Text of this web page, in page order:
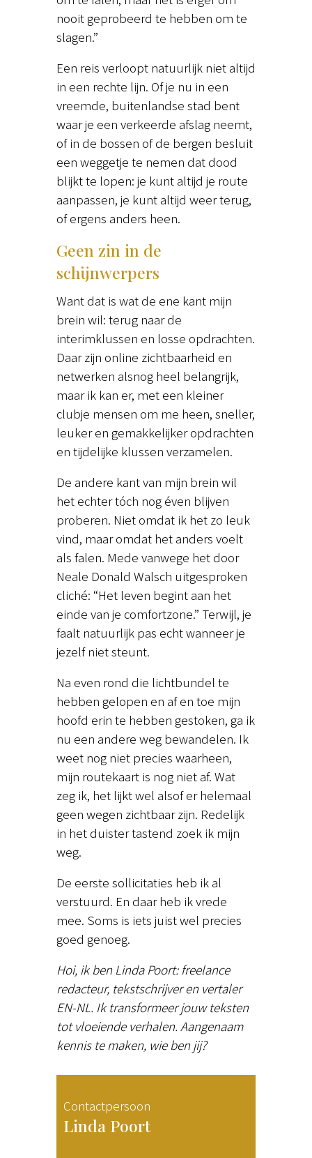
nooit geprobeerd te hebben om te
slagen.”
Een reis verloopt natuurlijk niet altijd
in een rechte lijn. Of je nu in een
vreemde, buitenlandse stad bent
waar je een verkeerde afslag neemt,
of in de bossen of de bergen besluit
een weggetje te nemen dat dood
blijkt te lopen: je kunt altijd je route
aanpassen, je kunt altijd weer terug,
of ergens anders heen.
Geen zin in de
schijnwerpers
Want dat is wat de ene kant mijn
brein wil: terug naar de
interimklussen en losse opdrachten.
Daar zijn online zichtbaarheid en
netwerken alsnog heel belangrijk,
maar ik kan er, met een kleiner
clubje mensen om me heen, sneller,
leuker en gemakkelijker opdrachten
en tijdelijke klussen verzamelen.
De andere kant van mijn brein wil
het echter tóch nog éven blijven
proberen. Niet omdat ik het zo leuk
vind, maar omdat het anders voelt
als falen. Mede vanwege het door
Neale Donald Walsch uitgesproken
cliché: “Het leven begint aan het
einde van je comfortzone.” Terwijl, je
faalt natuurlijk pas echt wanneer je
jezelf niet steunt.
Na even rond die lichtbundel te
hebben gelopen en af en toe mijn
hoofd erin te hebben gestoken, ga ik
nu een andere weg bewandelen. Ik
weet nog niet precies waarheen,
mijn routekaart is nog niet af. Wat
zeg ik, het lijkt wel alsof er helemaal
geen wegen zichtbaar zijn. Redelijk
in het duister tastend zoek ik mijn
weg.
De eerste sollicitaties heb ik al
verstuurd. En daar heb ik vrede
mee. Soms is iets juist wel precies
goed genoeg.
Hoi, ik ben Linda Poort: freelance
redacteur, tekstschrijver en vertaler
EN-NL. Ik transformeer jouw teksten
tot vloeiende verhalen. Aangenaam
kennis te maken, wie ben jij?
Contactpersoon
Linda Poort